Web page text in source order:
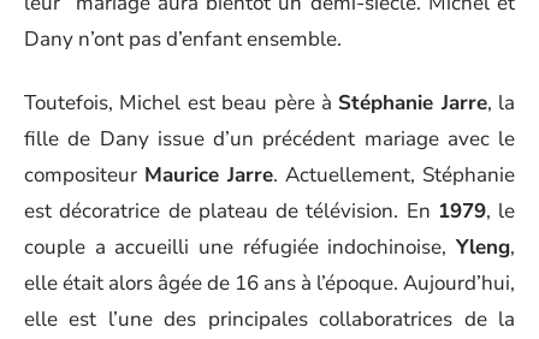
Dany n’ont pas d’enfant ensemble.
Toutefois, Michel est beau père à Stéphanie Jarre, la
fille de Dany issue d’un précédent mariage avec le
compositeur Maurice Jarre. Actuellement, Stéphanie
est décoratrice de plateau de télévision. En 1979, le
couple a accueilli une réfugiée indochinoise,Yleng,
elle était alors âgée de 16 ans à l’époque. Aujourd’hui,
elle est l’une des principales collaboratrices de la